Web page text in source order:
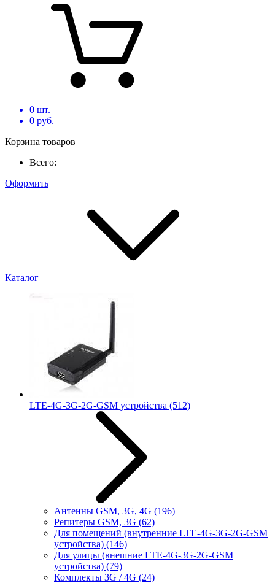
0 шт.
0 руб.
Корзина товаров
Всего:
Оформить
Каталог
LTE-4G-3G-2G-GSM устройства (512)
Антенны GSM, 3G, 4G (196)
Репитеры GSM, 3G (62)
Для помещений (внутренние LTE-4G-3G-2G-GSM
устройства) (146)
Для улицы (внешние LTE-4G-3G-2G-GSM
устройства) (79)
Комплекты 3G / 4G (24)